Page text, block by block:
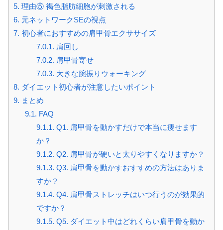
5. 理由⑤ 褐色脂肪細胞が刺激される
6. 元ネットワークSEの視点
7. 初心者におすすめの肩甲骨エクササイズ
7.0.1. 肩回し
7.0.2. 肩甲骨寄せ
7.0.3. 大きな腕振りウォーキング
8. ダイエット初心者が注意したいポイント
9. まとめ
9.1. FAQ
9.1.1. Q1. 肩甲骨を動かすだけで本当に痩せます
か？
9.1.2. Q2. 肩甲骨が硬いと太りやすくなりますか？
9.1.3. Q3. 肩甲骨を動かすおすすめの方法はありま
すか？
9.1.4. Q4. 肩甲骨ストレッチはいつ行うのが効果的
ですか？
9.1.5. Q5. ダイエット中はどれくらい肩甲骨を動か